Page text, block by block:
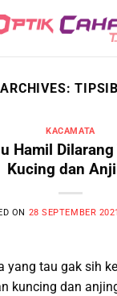
KACAMATA
Hamil
Kucing dan
ON 28 SEPTEMBER 2021
yang tau gak sih
kuncing dan